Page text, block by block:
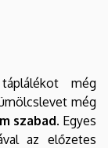
még
még
szabad. Egyes
az előzetes